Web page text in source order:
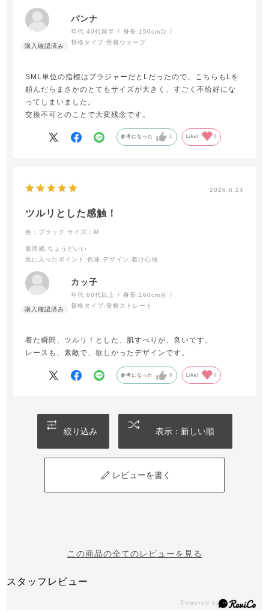
パンナ
年代:40代前半 身長: 150cm台
骨格タイプ:骨格ウェーブ
SML単位の指標はブラジャーだとLだったので、こちらもLを
頼んだらまさかのとてもサイズが大きく、すごく不恰好にな
ってしまいました。
交換不可とのことで大変残念です。
参考になった 1 Like! 0
2026.6.24
ツルリとした感触！
色：ブラック サイズ：M
着用感:ちょうどいい
気に入ったポイント :色味,デザイン,着け心地
カッ子
年代:60代以上 身長: 160cm台
骨格タイプ:骨格ストレート
着た瞬間、ツルリ！とした、肌すべりが、良いです。
レースも、素敵で、欲しかったデザインです。
参考になった 0 Like! 0
絞り込み 表示：新しい順
レビューを書く
この商品の全てのレビューを見る
スタッフレビュー